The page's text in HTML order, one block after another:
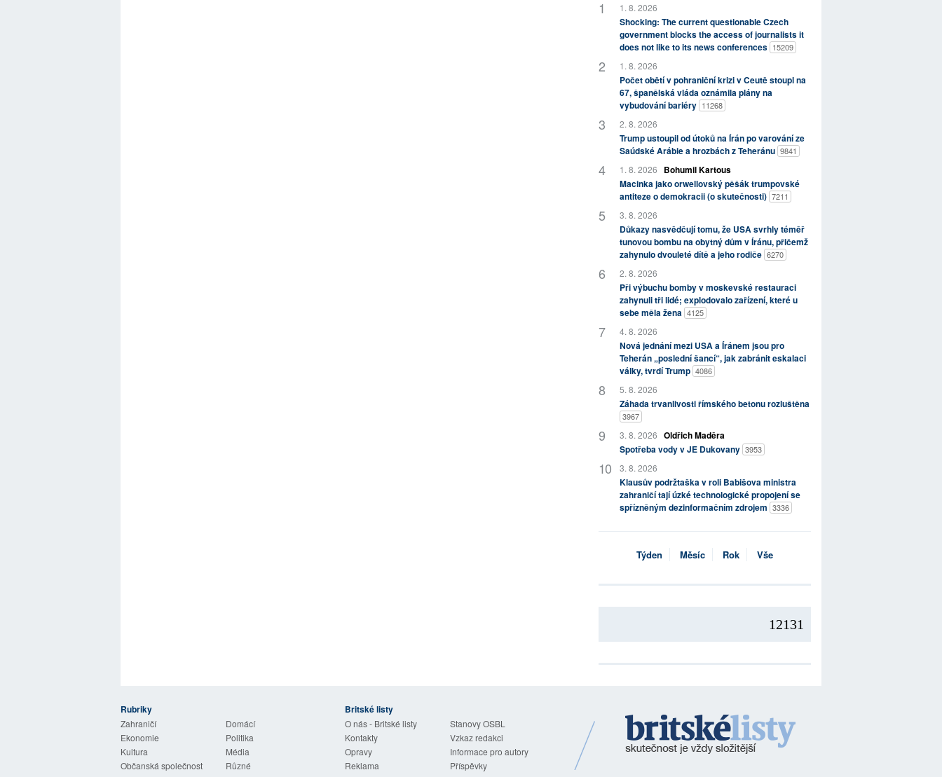
1. 8. 2026
Shocking: The current questionable Czech
government blocks the access of journalists it
does not like to its news conferences 15209
1. 8. 2026
Počet obětí v pohraniční krizi v Ceutě stoupl na
67, španělská vláda oznámila plány na
vybudování bariéry 11268
2. 8. 2026
Trump ustoupil od útoků na Írán po varování ze
Saúdské Arábie a hrozbách z Teheránu 9841
1. 8. 2026
Bohumil Kartous
Macinka jako orwellovský pěšák trumpovské
antiteze o demokracii (o skutečnosti) 7211
3. 8. 2026
Důkazy nasvědčují tomu, že USA svrhly téměř
tunovou bombu na obytný dům v Íránu, přičemž
zahynulo dvouleté dítě a jeho rodiče 6270
2. 8. 2026
Při výbuchu bomby v moskevské restauraci
zahynuli tři lidé; explodovalo zařízení, které u
sebe měla žena 4125
4. 8. 2026
Nová jednání mezi USA a Íránem jsou pro
Teherán „poslední šancí“, jak zabránit eskalaci
války, tvrdí Trump 4086
5. 8. 2026
Záhada trvanlivosti římského betonu rozluštěna
3967
3. 8. 2026 Oldřich Maděra
Spotřeba vody v JE Dukovany 3953
3. 8. 2026
Klausův podržtaška v roli Babišova ministra
zahraničí tají úzké technologické propojení se
spřízněným dezinformačním zdrojem 3336
Týden Měsíc Rok Vše
12131
Rubriky
Zahraničí
Domácí
Ekonomie
Politika
Kultura
Média
Občanská společnost
Různé
Britské listy
O nás - Britské listy
Stanovy OSBL
Kontakty
Vzkaz redakci
Opravy
Informace pro autory
Reklama
Příspěvky